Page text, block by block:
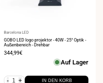
Anbieter:
Barcelona LED
GOBO LED logo projektor - 40W - 25° Optik -
Außenbereich - Drehbar
Verkaufspreis
344,99€
Auf Lager
- + IN DEN KORB